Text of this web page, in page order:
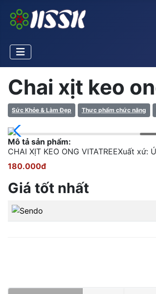
Chai xịt keo
Sức Khỏe & Làm Đẹp Thực phẩm chức năng
Mô tả sản phẩm:
CHAI XỊT KEO ONG VITATREEXuất
180.000đ
Giá tốt nhất